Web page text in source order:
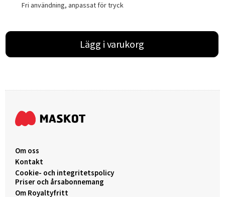
Fri användning, anpassat för tryck
Lägg i varukorg
Om oss
Kontakt
Cookie- och integritetspolicy
Priser och årsabonnemang
Om Royaltyfritt